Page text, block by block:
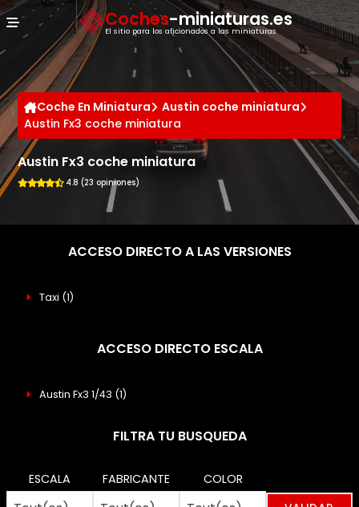
Coches-miniaturas.es
El sitio para los aficionados a las miniaturas
Coche En Miniatura
Austin coche miniatura
Austin Fx3 coche miniatura
Austin Fx3 coche miniatura
4.8 (23 opiniones)
ACCESO DIRECTO A LAS VERSIONES
Taxi (1)
ACCESO DIRECTO ESCALA
Austin Fx3 1/43 (1)
FILTRA TU BUSQUEDA
ESCALA FABRICANTE COLOR
Panel de gestión de cookies